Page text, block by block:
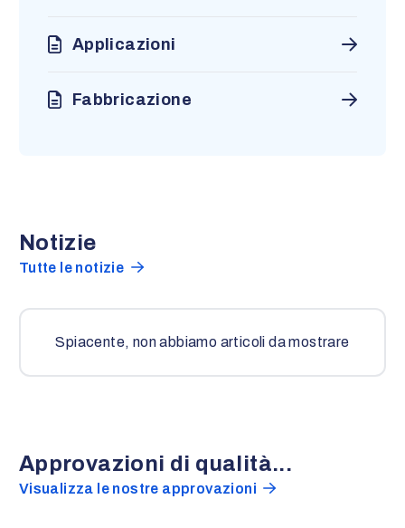
Applicazioni
Fabbricazione
Notizie
Tutte le notizie
Spiacente, non abbiamo articoli da mostrare
Approvazioni di qualità...
Visualizza le nostre approvazioni